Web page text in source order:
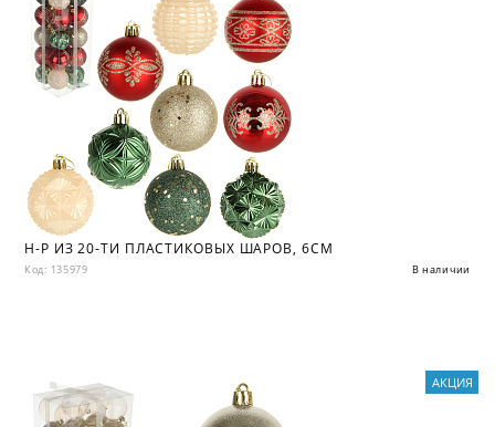
Н-Р ИЗ 20-ТИ ПЛАСТИКОВЫХ ШАРОВ, 6СМ
Код: 135979 В наличии
АКЦИЯ